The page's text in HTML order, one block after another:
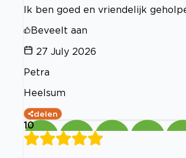
Ik ben goed en vriendelijk
Beveelt aan
27 July 2026
Petra
Heelsum
delen
10